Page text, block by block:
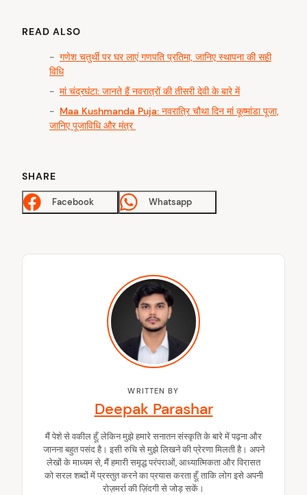
READ ALSO
गणेश चतुर्थी पर घर लाएं गणपति प्रतिमा, जानिए स्थापना की सही
विधि
मां चंद्रघंटा: जानते हैं नवरात्रों की तीसरी देवी के बारे में
Maa Kushmanda Puja: नवरात्रि चौथा दिन मां कूष्मांडा पूजा,
जानिए पूजाविधि और मंत्र
SHARE
Facebook Whatsapp
WRITTEN BY
Deepak Parashar
मैं पेशे से वकील हूँ, लेकिन मुझे हमारे सनातन संस्कृति के बारे में पढ़ना और
जानना बहुत पसंद है। इसी रुचि से मुझे लिखने की प्रेरणा मिलती है। अपने
लेखों के माध्यम से, मैं हमारी समृद्ध परंपराओं, आध्यात्मिकता और विरासत
को सरल शब्दों में प्रस्तुत करने का प्रयास करता हूँ, ताकि लोग इसे अपनी
रोज़मर्रा की ज़िंदगी से जोड़ सकें।